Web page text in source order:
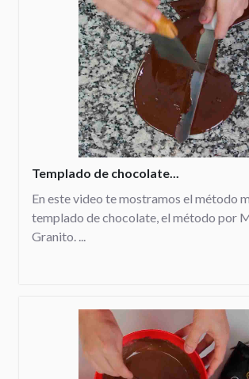
Templado de chocolate...
En este video te mostramos el método
templado de chocolate, el método por
Granito. ...